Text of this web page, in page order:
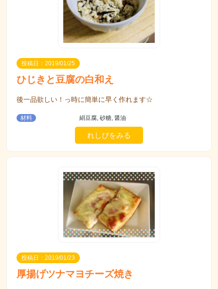
投稿日：2019/01/25
ひじきと豆腐の白和え
後一品欲しい！っ時に簡単に早く作れます☆
材料 絹豆腐, 砂糖, 醤油
れしぴをみる
投稿日：2019/01/23
厚揚げツナマヨチーズ焼き